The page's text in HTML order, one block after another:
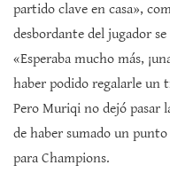
partido clave en casa»,
desbordante del jugador
«Esperaba mucho más,
haber podido regalarle un
Pero Muriqi no dejó pasar
de haber sumado un
para Champions.